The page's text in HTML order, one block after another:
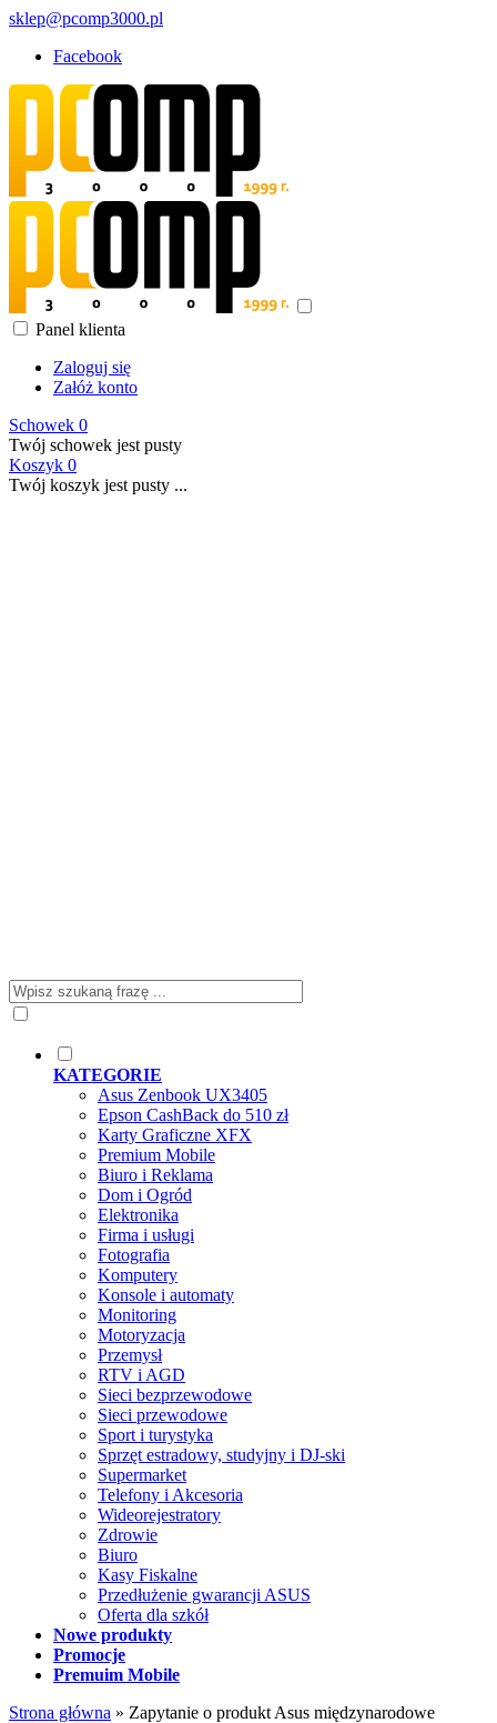
sklep@pcomp3000.pl
Facebook
Panel klienta
Zaloguj się
Załóż konto
Schowek 0
Twój schowek jest pusty
Koszyk 0
Twój koszyk jest pusty ...
KATEGORIE
Asus Zenbook UX3405
Epson CashBack do 510 zł
Karty Graficzne XFX
Premium Mobile
Biuro i Reklama
Dom i Ogród
Elektronika
Firma i usługi
Fotografia
Komputery
Konsole i automaty
Monitoring
Motoryzacja
Przemysł
RTV i AGD
Sieci bezprzewodowe
Sieci przewodowe
Sport i turystyka
Sprzęt estradowy, studyjny i DJ-ski
Supermarket
Telefony i Akcesoria
Wideorejestratory
Zdrowie
Biuro
Kasy Fiskalne
Przedłużenie gwarancji ASUS
Oferta dla szkół
Nowe produkty
Promocje
Premuim Mobile
Strona główna » Zapytanie o produkt Asus międzynarodowe